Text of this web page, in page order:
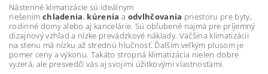
Nástenné klimatizácie sú ideálnym
riešením chladenia, kúrenia a odvlhčovania priestoru pre byty,
rodinné domy alebo aj kancelárie. Sú obľubené najmä pre príjemný
dizajnový vzhľad a nízke prevádzkové náklady. Väčšina klimatizácii
na stenu má nízku až strednú hlučnosť. Ďalším veľkým plusom je
pomer ceny a výkonu. Takáto stropná klimatizácia nielen dobre
vyzerá, ale presvedčí vás aj svojimi úžitkovými vlastnosťami.